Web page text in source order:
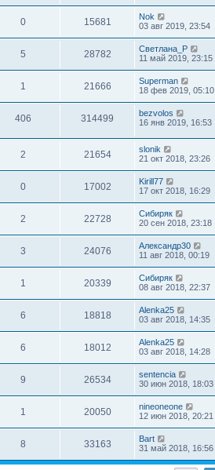
0 15681
Nok
03 авг 2019, 23:54
5 28782
Светлана_P
11 май 2019, 23:15
1 21666
Superman
18 фев 2019, 05:10
406 314499
bezvolos
16 янв 2019, 16:53
2 21654
slonik
21 окт 2018, 23:26
0 17002
Kirill77
17 окт 2018, 16:29
2 22728
Сибиряк
20 сен 2018, 23:18
3 24076
Александр30
11 авг 2018, 00:19
1 20339
Сибиряк
08 авг 2018, 22:37
6 18818
Alenka25
03 авг 2018, 14:35
6 18012
Alenka25
03 авг 2018, 14:28
9 26534
sentencia
30 июн 2018, 18:03
1 20050
nineoneone
12 июн 2018, 20:21
8 33163
Bart
31 май 2018, 16:56